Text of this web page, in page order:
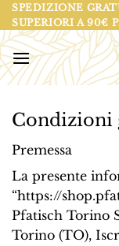
Salta
ai
contenuti
SPEDIZIONE
SUPERIORI A 90€
Condizioni
Premessa
La presente
“https://
Pfatisch Torino
Torino (TO),